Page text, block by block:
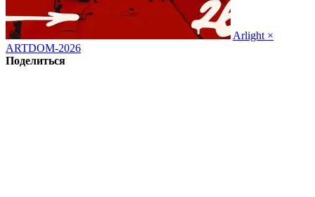
Arlight ×
ARTDOM-2026
Поделиться